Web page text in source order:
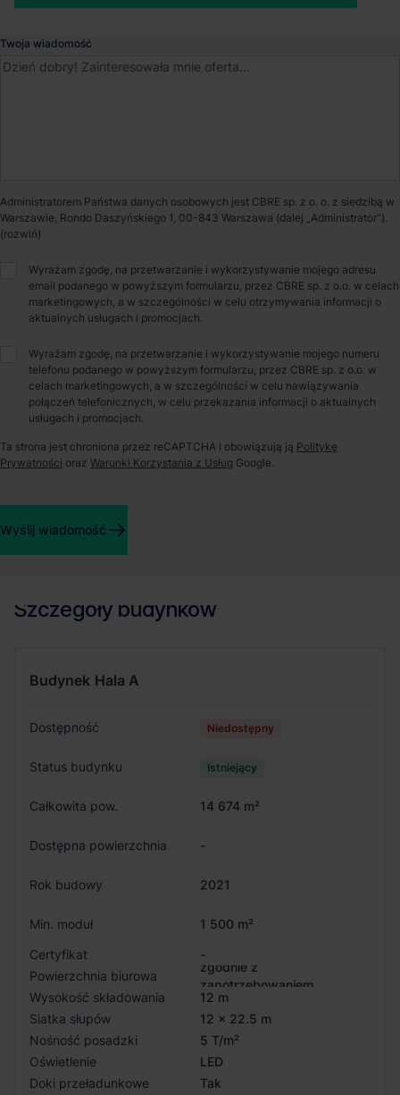
Małgorzata Ronkowska
Powierzchnia parku 30 026 m²
Panattoni Park Szczecin III to projekt, który odpowiada na
coraz większe zainteresowanie inwestorów tym regionem.
Inwestycja położona jest na szlaku komunikacyjnym
Berlina. Posiada znakomitą lokalizację, zaledwie 5 km od
autostrady oraz niedaleko węzła S3 z drogą krajową nr 10.
magazynowych klasy A o łącznej powierzchni około 30 000 m²
i odpowiada na potrzeby klientów z różnych branż.
Szczegóły budynków
Budynek Hala A
Dostępność Niedostępny
Status budynku Istniejący
Całkowita pow. 14 674 m²
Dostępna powierzchnia -
Rok budowy 2021
Min. moduł
1 500 m²
Certyfikat
-
Powierzchnia biurowa
zgodnie z
zapotrzebowaniem
Wysokość składowania
12 m
Siatka słupów
12 x 22.5 m
Nośność posadzki
5 T/m²
Oświetlenie
LED
Doki przeładunkowe
Tak
Twoja wiadomość
Administratorem Państwa danych osobowych jest CBRE sp. z o. o. z siedzibą w
Warszawie, Rondo Daszyńskiego 1, 00-843 Warszawa (dalej „Administrator”).
Wyrażam zgodę, na przetwarzanie i wykorzystywanie mojego adresu
email podanego w powyższym formularzu, przez CBRE sp. z o.o. w celach
marketingowych, a w szczególności w celu otrzymywania informacji o
aktualnych usługach i promocjach.
Wyrażam zgodę, na przetwarzanie i wykorzystywanie mojego numeru
telefonu podanego w powyższym formularzu, przez CBRE sp. z o.o. w
celach marketingowych, a w szczególności w celu nawiązywania
połączeń telefonicznych, w celu przekazania informacji o aktualnych
usługach i promocjach.
Ta strona jest chroniona przez reCAPTCHA i obowiązują ją Politykę
Prywatności oraz Warunki Korzystania z Usług Google.
Wyślij wiadomość